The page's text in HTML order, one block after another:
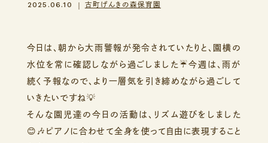
エリアから探す
支援・サービスから探す
2025.06.10 古町げんきの森保育園
今日は、朝から大雨警報が発令されていたりと、園横の
水位を常に確認しながら過ごしました☔️今週は、雨が
続く予報なので、より一層気を引き締めながら過ごして
いきたいですね💡
そんな園児達の今日の活動は、リズム遊びをしました
😊🎶ピアノに合わせて全身を使って自由に表現すること